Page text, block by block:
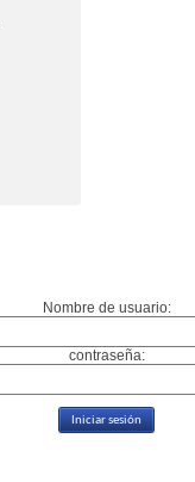
Nombre de usuario:
contraseña: